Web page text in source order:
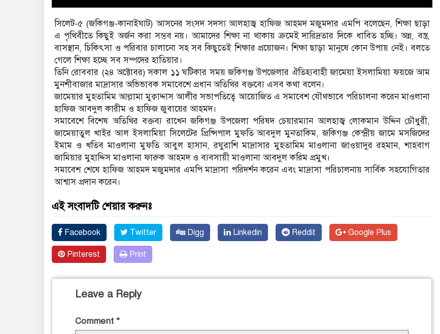
সিলেট-৫ (জকিগঞ্জ-কানাইঘাট) আসনের সংসদ সদস্য আলহাজ্ব হাফিজ আহমদ মজুমদার এমপি বলেছেন, শিক্ষা ছাড়া
এ পৃথিবীতে কিছুই অর্জন করা সম্ভব নয়। আমাদের শিক্ষা না থাকায় ক্রমেই দারিদ্রতার দিকে ধাবিত হচ্ছি। অন্ন, বস্ত্র,
বাসস্থান, চিকিৎসা ও পরিবার চালানো সহ সব কিছুতেই শিক্ষার প্রয়োজন। শিক্ষা ছাড়া মানুষে কোন উপায় নেই। বলতে
গেলে শিক্ষা হচ্ছে সব সম্পদের হাতিয়ার।
তিনি রোববার (২৪ অক্টোবর) সকাল ১১ ঘটিকার সময় জকিগঞ্জ উপজেলার ঐতিহ্যবাহী জামেয়া ইসলামিয়া ফয়জে আম
মুনশীবাজার মাদ্রাসার অভিভাবক সমাবেশে প্রধান অতিথির বক্তব্যে এসব কথা বলেন।
জামেয়ার মুহতামিম আল্লামা মুক্বাদ্দাস আলীর সভাপতিত্বে আয়োজিত এ সমাবেশ যৌথভাবে পরিচালনা করেন মাওলানা
হাফিজ আবদুল কারীম ও হাফিজ জুবায়ের আহমদ।
সমাবেশে বিশেষ অতিথির বক্তব্য রাখেন জকিগঞ্জ উপজেলা পরিষদ চেয়ারম্যান আলহাজ্ব লোকমান উদ্দিন চৌধুরী,
জামেয়াতুল খাইর আল ইসলামিয়া সিলেটের প্রিন্সিপাল মুফতি আবদুল মুনতাকিম, জকিগঞ্জ কেন্দ্রীয় জামে মসজিদের
ইমাম ও খতিব মাওলানা মুফতি আবুল হাসান, রঘুরাশি মাদ্রাসার মুহতামিম মাওলানা জাওয়াদুর রহমান, শাহবাগ
জামিয়ার মুহাদ্দিস মাওলানা ফারুক আহমদ ও ব্যবসায়ী মাওলানা আবদুল করিম প্রমুখ।
সমাবেশ শেষে হাফিজ আহমদ মজুমদার এমপি মাদ্রাসা পরিদর্শন করেন এবং মাদ্রাসা পরিচালনায় সার্বিক সহযোগিতার
আশ্বাস প্রদান করেন।
এই সংবাদটি শেয়ার করুনঃ
Facebook Twitter Digg Linkedin Reddit Google Plus
Pinterest Print
Leave a Reply
Comment *